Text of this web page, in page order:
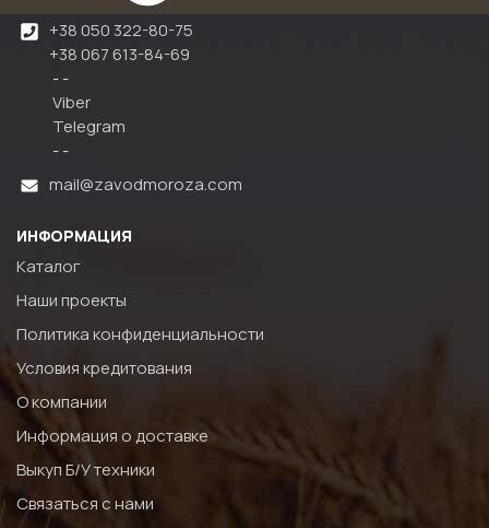
+38 050 322-80-75
+38 067 613-84-69
- -
Viber
Telegram
- -
mail@zavodmoroza.com
ИНФОРМАЦИЯ
Каталог
Наши проекты
Политика конфиденциальности
Условия кредитования
О компании
Информация о доставке
Выкуп Б/У техники
Связаться с нами